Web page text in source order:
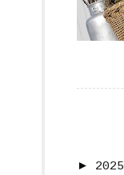
► 2025